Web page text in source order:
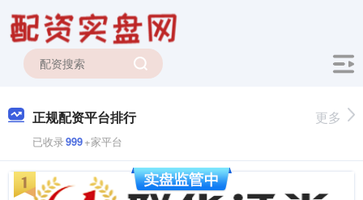
正规配资平台排行
已收录999+家平台
更多